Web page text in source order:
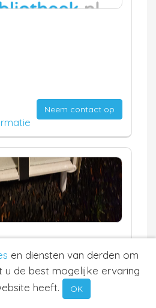
Neem contact op
en diensten van derden om
de best mogelijke ervaring
heeft.
OK